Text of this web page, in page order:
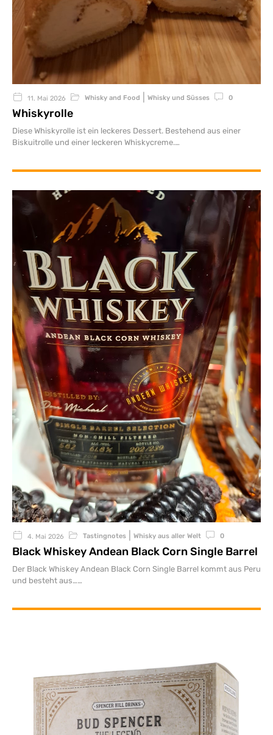
11. Mai 2026 Whisky and Food Whisky und Süsses 0
Whiskyrolle
Diese Whiskyrolle ist ein leckeres Dessert. Bestehend aus einer
Biskuitrolle und einer leckeren Whiskycreme.
4. Mai 2026 Tastingnotes Whisky aus aller Welt 0
Black Whiskey Andean Black Corn Single Barrel
Der Black Whiskey Andean Black Corn Single Barrel kommt aus Peru
und besteht aus…